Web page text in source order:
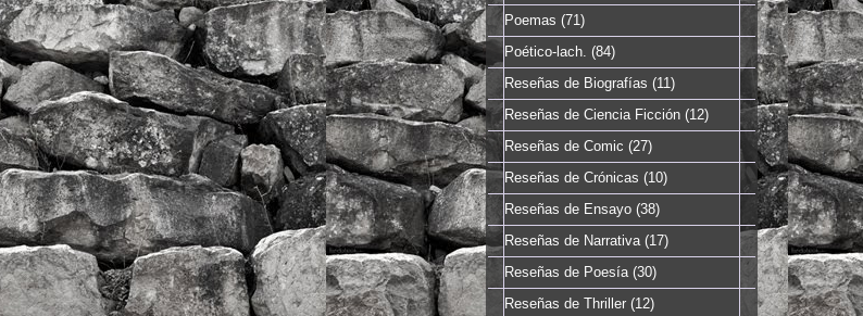
Poemas (71)
Poético-lach. (84)
Reseñas de Biografías (11)
Reseñas de Ciencia Ficción (12)
Reseñas de Comic (27)
Reseñas de Crónicas (10)
Reseñas de Ensayo (38)
Reseñas de Narrativa (17)
Reseñas de Poesía (30)
Reseñas de Thriller (12)